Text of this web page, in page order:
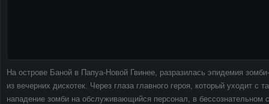
На острове Баной в Папуа-Новой Гвинее, разразилась эпидемия
из вечерних дискотек. Через глаза главного героя, который уходит с
нападение зомби на обслуживающийся персонал, в бессознательном